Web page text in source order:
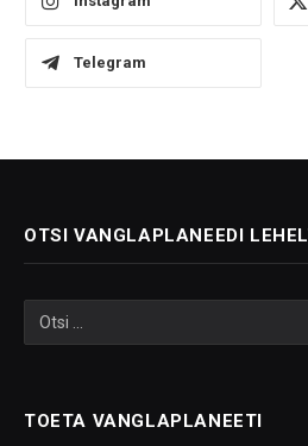
Telegram
OTSI VANGLAPLANEEDI
TOETA VANGLAPLANEETI